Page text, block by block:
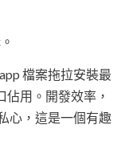
檔案拖拉安裝最
用。開發效率，
心，這是一個有趣